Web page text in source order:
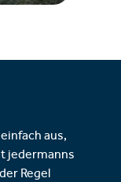
aus,
jedermanns
Regel